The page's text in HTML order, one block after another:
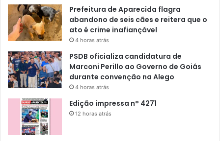
Prefeitura de Aparecida flagra
abandono de seis cães e reitera que o
ato é crime inafiançável
4 horas atrás
PSDB oficializa candidatura de
Marconi Perillo ao Governo de Goiás
durante convenção na Alego
4 horas atrás
Edição impressa n° 4271
12 horas atrás